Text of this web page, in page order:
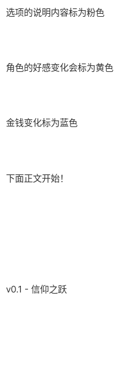
选项的说明内容标为粉色
角色的好感变化会标为黄色
金钱变化标为蓝色
下面正文开始！
v0.1 - 信仰之跃